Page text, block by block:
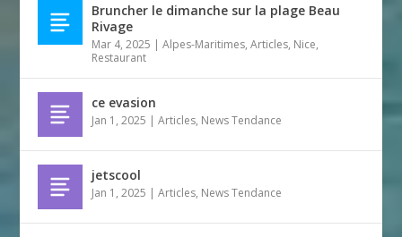
Bruncher le dimanche sur la plage Beau
Rivage
Mar 4, 2025 |Alpes-Maritimes,Articles, Nice,
Restaurant
ce evasion
Jan 1, 2025 |Articles, News Tendance
jetscool
Jan 1, 2025 |Articles, News Tendance